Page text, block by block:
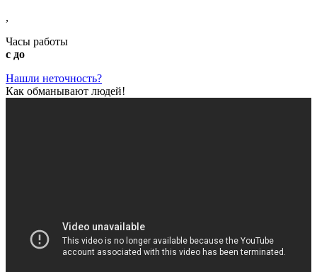
,
Часы работы
с до
Нашли неточность?
Как обманывают людей!